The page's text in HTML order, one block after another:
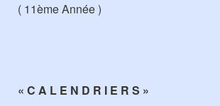
( 11ème Année )
« C A L E N D R I E R S »